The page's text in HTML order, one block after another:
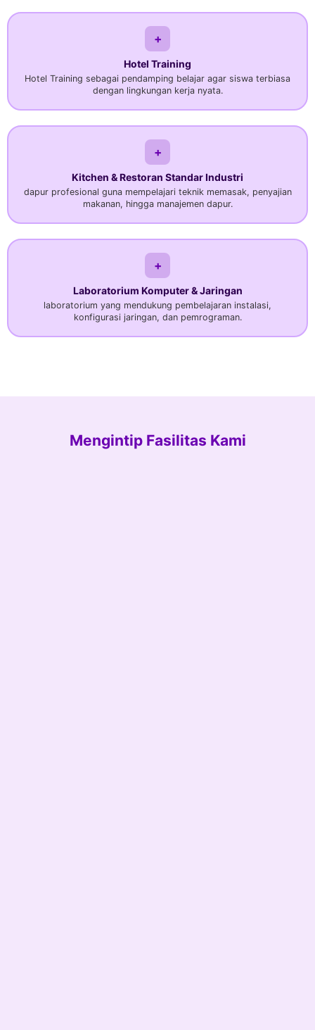
+
Hotel Training
Hotel Training sebagai pendamping belajar agar siswa terbiasa
dengan lingkungan kerja nyata.
+
Kitchen & Restoran Standar Industri
dapur profesional guna mempelajari teknik memasak, penyajian
makanan, hingga manajemen dapur.
+
Laboratorium Komputer & Jaringan
laboratorium yang mendukung pembelajaran instalasi,
konfigurasi jaringan, dan pemrograman.
Mengintip Fasilitas Kami